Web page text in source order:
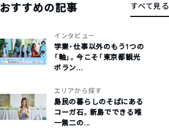
おすすめの記事 すべて見る
インタビュー
学業・仕事以外のもう1つの
「軸」。今こそ「東京都観光
ボラン...
エリアから探す
島民の暮らしのそばにある
コーガ石。新島でできる唯
一無二の...